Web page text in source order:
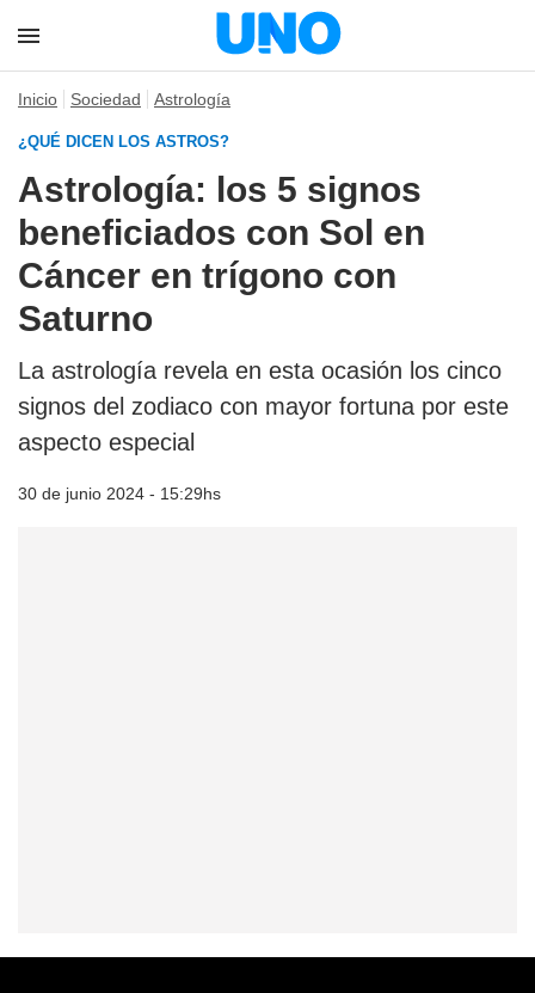
Inicio Sociedad Astrología
¿QUÉ DICEN LOS ASTROS?
Astrología: los 5 signos
beneficiados con Sol en
Cáncer en trígono con
Saturno
La astrología revela en esta ocasión los cinco
signos del zodiaco con mayor fortuna por este
aspecto especial
30 de junio 2024 - 15:29hs